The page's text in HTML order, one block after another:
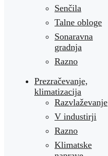
Senčila
Talne obloge
Sonaravna
gradnja
Razno
Prezračevanje,
klimatizacija
Razvlaževanje
V industirji
Razno
Klimatske